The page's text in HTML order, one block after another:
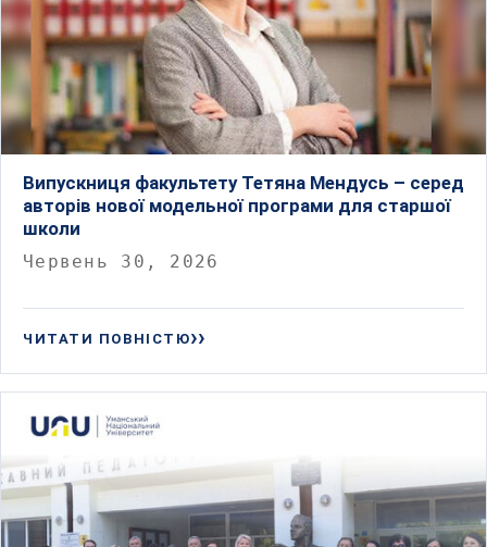
Випускниця факультету Тетяна Мендусь – серед
авторів нової модельної програми для старшої
школи
Червень 30, 2026
ЧИТАТИ ПОВНІСТЮ